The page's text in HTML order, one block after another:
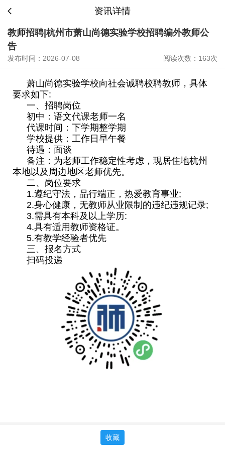
资讯详情
教师招聘|杭州市萧山尚德实验学校招聘编外教师公
告
发布时间：2026-07-08 阅读次数：163次
萧山尚德实验学校向社会诚聘校聘教师，具体
要求如下:
一、招聘岗位
初中：语文代课老师一名
代课时间：下学期整学期
学校提供：工作日早午餐
待遇：面谈
备注：为老师工作稳定性考虑，现居住地杭州
本地以及周边地区老师优先。
二、岗位要求
1.遵纪守法，品行端正，热爱教育事业;
2.身心健康，无教师从业限制的违纪违规记录;
3.需具有本科及以上学历:
4.具有适用教师资格证。
5.有教学经验者优先
三、报名方式
扫码投递
收藏